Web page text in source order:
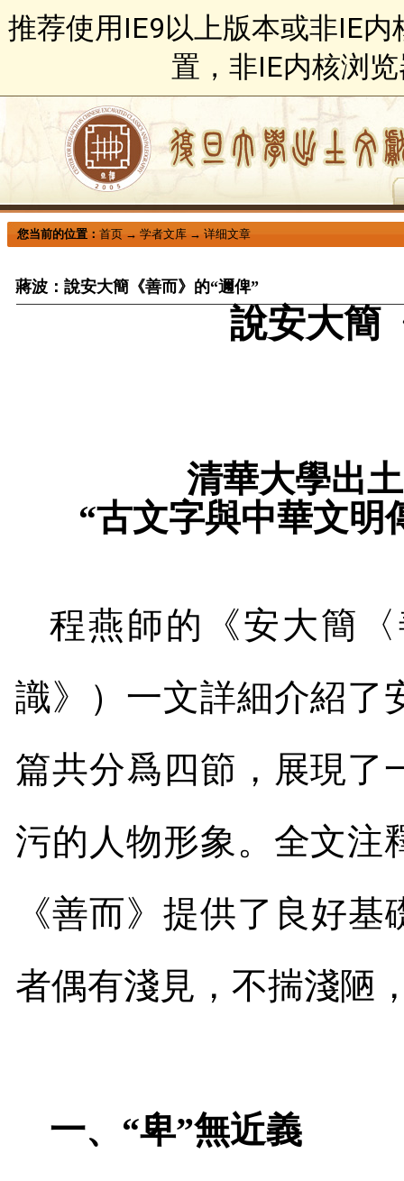
推荐使用IE9以上版本或非IE
置，非IE内核浏
您当前的位置：首页 →学者文库 →详细文章
蔣波：說安大簡《善而》的“邇俾”
說安大簡
清華大學出
“古文字與中華文明
程燕師的《安大簡
識》）一文詳細介紹了
篇共分爲四節，展現了
污的人物形象。全文注
《善而》提供了良好
者偶有淺見，不揣淺陋
一、“卑”無近義